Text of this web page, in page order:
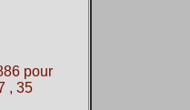
pour
, 35